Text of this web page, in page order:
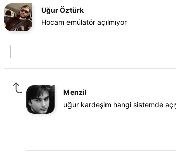
Uğur Öztürk
Hocam emülatör açılmıyor
Menzil
uğur kardeşim hangi sistemde